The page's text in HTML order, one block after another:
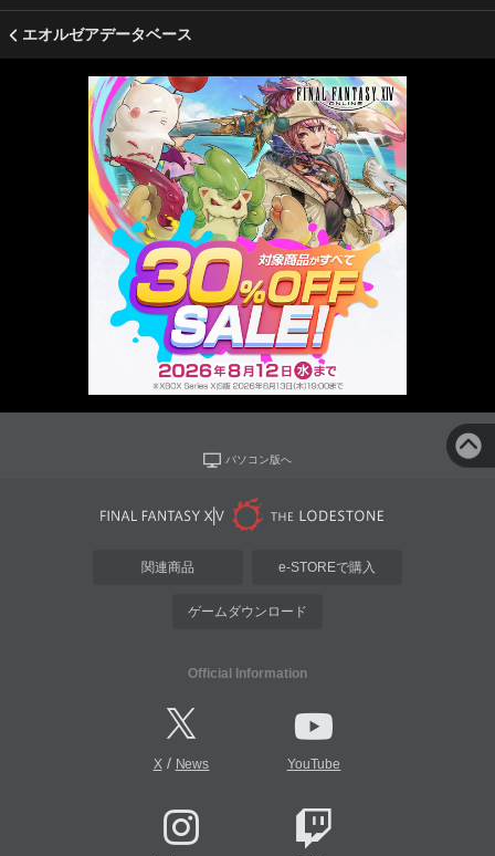
エオルゼアデータベース
パソコン版へ
関連商品 e-STOREで購入
ゲームダウンロード
Official Information
X/ News YouTube